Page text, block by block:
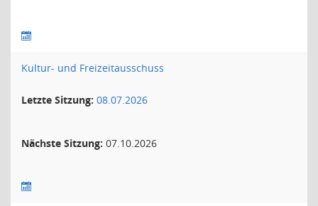
Kultur- und Freizeitausschuss
Letzte Sitzung: 08.07.2026
Nächste Sitzung: 07.10.2026